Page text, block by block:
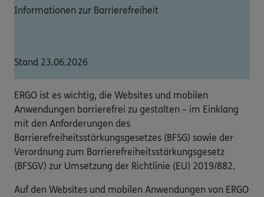
Informationen zur Barrierefreiheit
Stand 23.06.2026
ERGO ist es wichtig, die Websites und mobilen
Anwendungen barrierefrei zu gestalten – im Einklang
mit den Anforderungen des
Barrierefreiheitsstärkungsgesetzes (BFSG) sowie der
Verordnung zum Barrierefreiheitsstärkungsgesetz
(BFSGV) zur Umsetzung der Richtlinie (EU) 2019/882.
Auf den Websites und mobilen Anwendungen von ERGO